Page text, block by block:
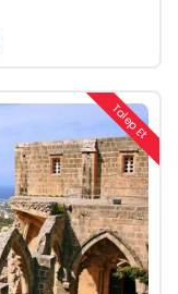
Talep Et